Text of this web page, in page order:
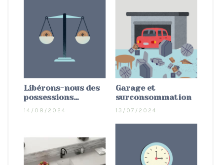
Libérons-nous des
possessions…
14/08/2024
Garage et
surconsommation
13/07/2024